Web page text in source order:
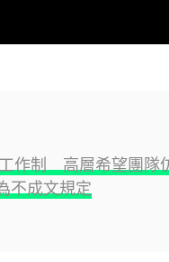
作制 高層希望團隊
不成文規定